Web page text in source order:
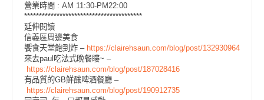
營業時間 : AM 11:30-PM22:00
****************************************
延伸閱讀
信義區周邊美食
饗食天堂飽到炸 – https://clairehsaun.com/blog/post/132930964
來去paul吃法式晚餐瞜~ –
https://clairehsaun.com/blog/post/187028416
有品質的GB鮮釀啤酒餐廳 –
https://clairehsaun.com/blog/post/190912735